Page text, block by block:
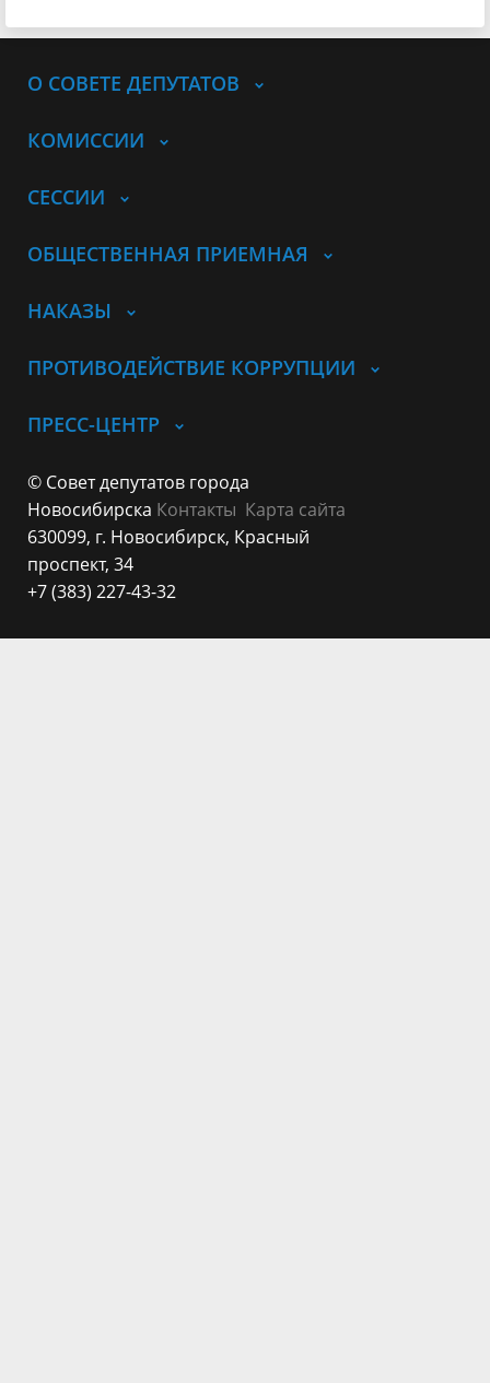
О СОВЕТЕ ДЕПУТАТОВ
КОМИССИИ
СЕССИИ
ОБЩЕСТВЕННАЯ ПРИЕМНАЯ
НАКАЗЫ
ПРОТИВОДЕЙСТВИЕ КОРРУПЦИИ
ПРЕСС-ЦЕНТР
© Совет депутатов города
Новосибирска Контакты Карта сайта
630099, г. Новосибирск, Красный
проспект, 34
+7 (383) 227-43-32